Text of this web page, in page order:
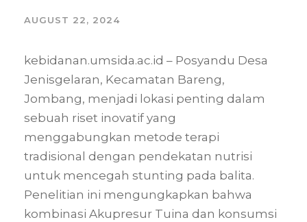
AUGUST 22, 2024
kebidanan.umsida.ac.id – Posyandu Desa
Jenisgelaran, Kecamatan Bareng,
Jombang, menjadi lokasi penting dalam
sebuah riset inovatif yang
menggabungkan metode terapi
tradisional dengan pendekatan nutrisi
untuk mencegah stunting pada balita.
Penelitian ini mengungkapkan bahwa
kombinasi Akupresur Tuina dan konsumsi